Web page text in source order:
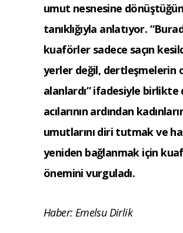
umut nesnesine
tanıklığıyla anlatıyor.
kuaförler sadece saçın
yerler değil, dertleşmelerin
alanlardı” ifadesiyle birlikte
acılarının ardından
umutlarını diri tutmak ve
yeniden bağlanmak için
önemini vurguladı.
Haber: Emelsu Dirlik